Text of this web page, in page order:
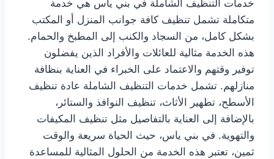
خدمات التنظيف الشاملة في بني ياس هي خدمة
متكاملة تشمل تنظيف كافة جوانب المنزل أو المكتب
بشكل كامل، من السجاد والكنب إلى المطبخ والحمام.
هذه الخدمة مثالية للعائلات والأفراد الذين يفضلون
توفير وقتهم والاعتماد على الخبراء في العناية بنظافة
منازلهم. تشمل خدمات التنظيف الشاملة عادة تنظيف
الأسطح، تطهير الأثاث، تنظيف النوافذ والستائر،
بالإضافة إلى العناية بالتفاصيل مثل تنظيف المكيفات
والتهوية. في بني ياس، حيث الحياة سريعة والوقت
ثمين، تعتبر هذه الخدمة من الحلول المثالية للمساعدة